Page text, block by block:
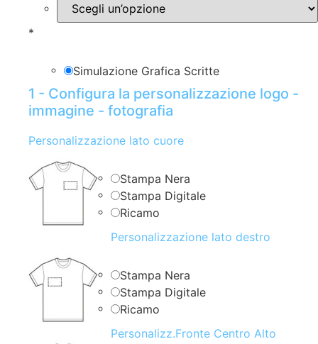
*
Simulazione Grafica Scritte
1 - Configura la personalizzazione logo -
immagine - fotografia
Personalizzazione lato cuore
Stampa Nera
Stampa Digitale
Ricamo
Personalizzazione lato destro
Stampa Nera
Stampa Digitale
Ricamo
Personalizz.Fronte Centro Alto